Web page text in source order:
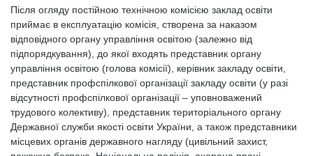
Після огляду постійною технічною комісією заклад освіти
приймає в експлуатацію комісія, створена за наказом
відповідного органу управління освітою (залежно від
підпорядкування), до якої входять представник органу
управління освітою (голова комісії), керівник закладу освіти,
представник профспілкової організації закладу освіти (у разі
відсутності профспілкової організації – уповноважений
трудового колективу), представник територіального органу
Державної служби якості освіти України, а також представники
місцевих органів державного нагляду (цивільний захист,